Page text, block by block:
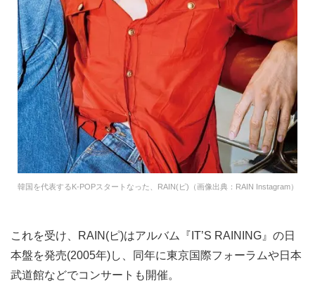
韓国を代表するK-POPスタートなった、RAIN(ピ)（画像出典：RAIN Instagram）
これを受け、RAIN(ピ)はアルバム『IT’S RAINING』の日
本盤を発売(2005年)し、同年に東京国際フォーラムや日本
武道館などでコンサートも開催。